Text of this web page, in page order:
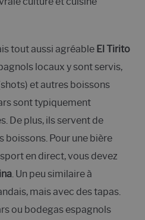
tout aussi agréable El Tirito
locaux y sont servis,
et autres boissons
sont typiquement
De plus, ils servent de
boissons. Pour une bière
en direct, vous devez
. Un peu similaire à
mais avec des tapas.
ou bodegas espagnols